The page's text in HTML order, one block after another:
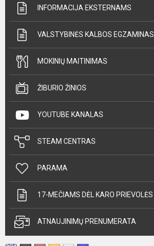
INFORMACIJA EKSTERNAMS
VALSTYBINĖS KALBOS EGZAMINAS
MOKINIŲ MAITINIMAS
ŽIBURIO ŽINIOS
YOUTUBE KANALAS
STEAM CENTRAS
PARAMA
17-MEČIAMS DĖL KARO PRIEVOLĖS
ATNAUJINIMŲ PRENUMERATA